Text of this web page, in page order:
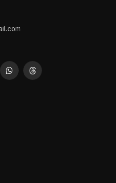
WhatsAppThreads